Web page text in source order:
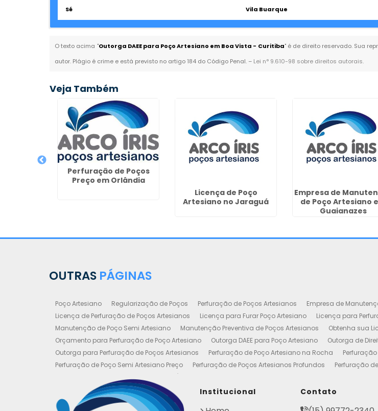
Sé
Vila Buarque
O texto acima "Outorga DAEE para Poço Artesiano em Boa Vista - Curitiba" é de direito reservado. Sua
autor. Plágio é crime e está previsto no artigo 184 do Código Penal. – Lei n° 9.610-98 sobre direitos autorais.
Veja Também
Perfuração de Poços
Preço em Orlândia
Licença de Poço
Artesiano no Jaraguá
Empresa de
de Poço Artesiano
Guaianazes
OUTRAS PÁGINAS
Poço Artesiano Regularização de Poços Perfuração de Poços Artesianos Empresa de
Licença de Perfuração de Poços Artesianos
Licença para Furar Poço Artesiano Licença para
Manutenção de Poço Semi Artesiano
Manutenção Preventiva de Poços Artesianos Obtenha sua
Orçamento para Perfuração de Poço Artesiano
Outorga DAEE para Poço Artesiano
Outorga de
Outorga para Perfuração de Poços Artesianos
Perfuração de Poço Artesiano na Rocha
Perfuração de Poço Semi Artesiano Preço
Perfuração de Poços Artesianos Profundos Perfuração
Perfuração e Construção de Poços de Água
Poço Artesiano Valor Metro
Poço Semi Artesiano Manutenção Projeto de Perfuração de Poços
Outorgas e Licenças de Poços Artesianos
Institucional Contato